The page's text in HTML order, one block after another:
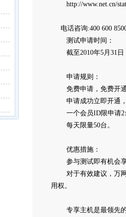
http://www.net.cn/
电话咨询:400 600
测试申请时间：
截至2010年5月31日
申请规则：
免费申请，免费开
申请成功立即开通，
一个会员ID限申请2
每天限量50台。
优惠措施：
参与测试即有机会享
对于有效建议，万网
用权。
专享主机是最领先的